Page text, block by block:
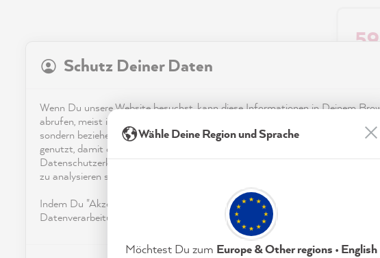
Schutz Deiner Daten
Wenn Du unsere Website besuchst, kann diese Informationen in Deinem
abrufen, meist in Form von Cookies. Diese Informationen sind nicht nur
sondern beziehen sich möglicherweise auf Dich, Deine Einstellungen oder
genutzt, damit die Website wie erwartet funktioniert und um mittels den in der
Datenschutzerklärung genannten Dienste Deine Nutzung der Webseite für
zu analysieren sowie Werbung zu betreiben und zu personalisieren.
Indem Du "Akzeptieren & Schließen" klickst, stimmst Du (jederzeit
Datenverarbeitungen freiwillig zu.
Wähle Deine Region und Sprache
Möchtest Du zum Europe & Other regions • English